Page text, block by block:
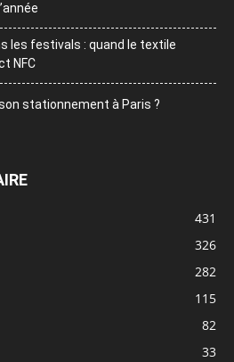
les festivals : quand le textile
NFC
stationnement à Paris ?
431
326
282
115
82
33